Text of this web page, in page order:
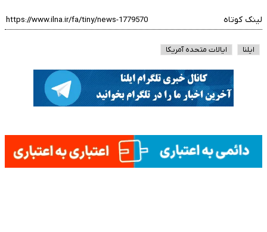
لینک کوتاه
ایلنا ایالات متحده آمریکا